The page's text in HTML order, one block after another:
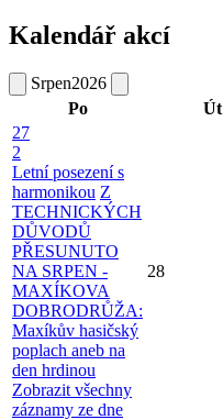
Kalendář akcí
Srpen2026
Po
Út
27
2
Letní posezení s
harmonikou Z
TECHNICKÝCH
DŮVODŮ
PŘESUNUTO
NA SRPEN -
MAXÍKOVA
DOBRODRŮŽA:
Maxíkův hasičský
poplach aneb na
den hrdinou
Zobrazit všechny
záznamy ze dne
28